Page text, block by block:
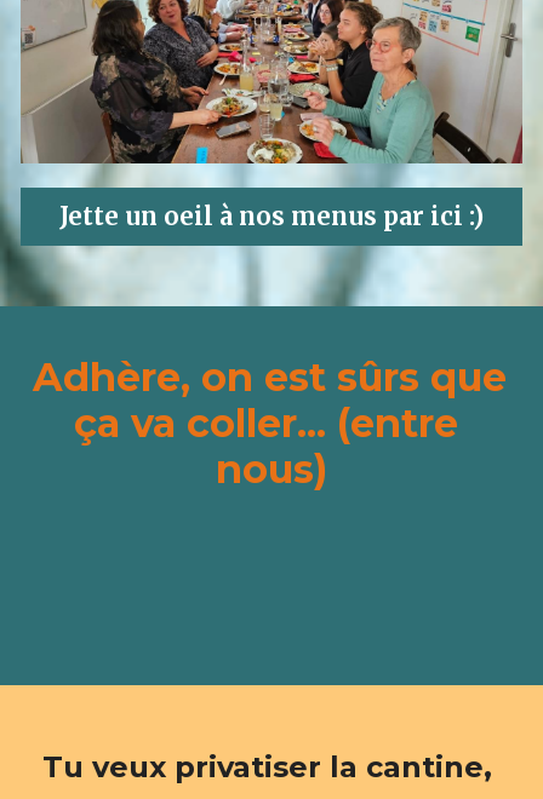
Jette un oeil à nos menus par ici :)
Adhère, on est sûrs que
ça va coller... (entre
nous)
Tu veux privatiser la cantine,